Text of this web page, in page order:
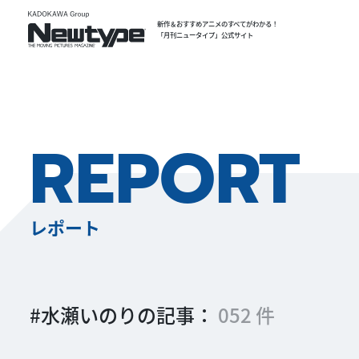
新作＆おすすめアニメのすべてがわかる！
「月刊ニュータイプ」公式サイト
REPORT
レポート
#水瀬いのりの記事： 052 件